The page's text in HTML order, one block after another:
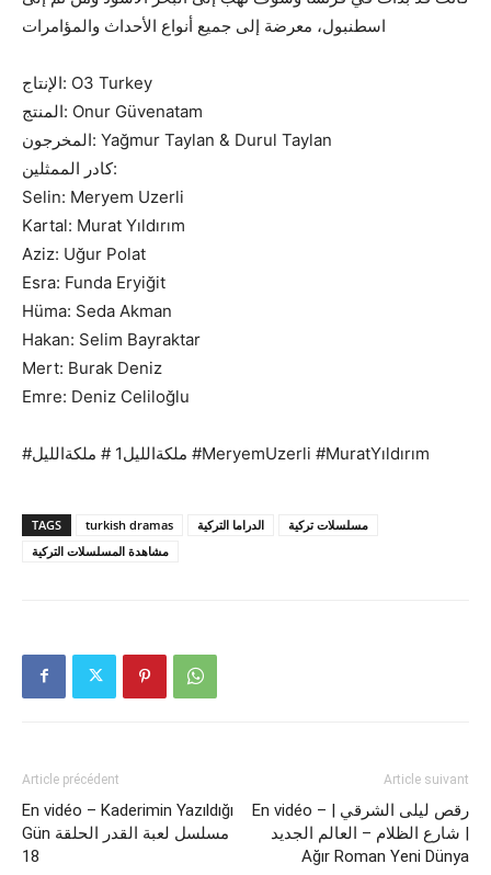
اسطنبول، معرضة إلى جميع أنواع الأحداث والمؤامرات
الإنتاج: O3 Turkey
المنتج: Onur Güvenatam
المخرجون: Yağmur Taylan & Durul Taylan
كادر الممثلين:
Selin: Meryem Uzerli
Kartal: Murat Yıldırım
Aziz: Uğur Polat
Esra: Funda Eryiğit
Hüma: Seda Akman
Hakan: Selim Bayraktar
Mert: Burak Deniz
Emre: Deniz Celiloğlu
#ملكةالليل1 # ملكةالليل #MeryemUzerli #MuratYıldırım
TAGS turkish dramas الدراما التركية
مسلسلات تركية
مشاهدة المسلسلات التركية
Article précédent
En vidéo – Kaderimin Yazıldığı
Gün مسلسل لعبة القدر الحلقة
18
Article suivant
En vidéo – رقص ليلى الشرقي |
شارع الظلام – العالم الجديد |
Ağır Roman Yeni Dünya